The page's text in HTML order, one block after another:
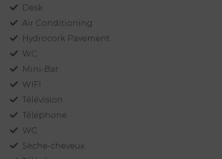
Desk
Air Conditioning
Hydrocork Pavement
WC
Mini-Bar
WIFI
Télévision
Téléphone
WC
Sèche-cheveux